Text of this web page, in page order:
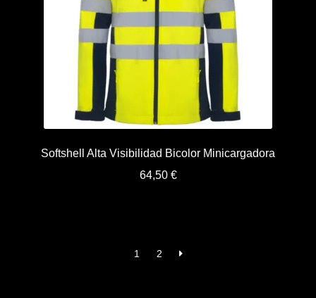
Softshell Alta Visibilidad Bicolor Minicargadora
64,50 €
1 2